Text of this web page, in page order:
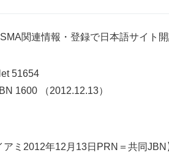
関連情報・登録で日本語サイ
51654
1600 （2012.12.13）
アミ2012年12月13日PRN＝共同